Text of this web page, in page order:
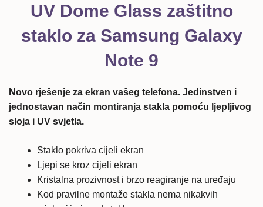
Galaxy
količina
UV Dome Glass zaštitno
staklo za Samsung Galaxy
Note 9
Novo rješenje za ekran vašeg telefona. Jedinstven i
jednostavan način montiranja stakla pomoću ljepljivog
sloja i UV svjetla.
Staklo pokriva cijeli ekran
Ljepi se kroz cijeli ekran
Kristalna prozivnost i brzo reagiranje na uređaju
Kod pravilne montaže stakla nema nikakvih